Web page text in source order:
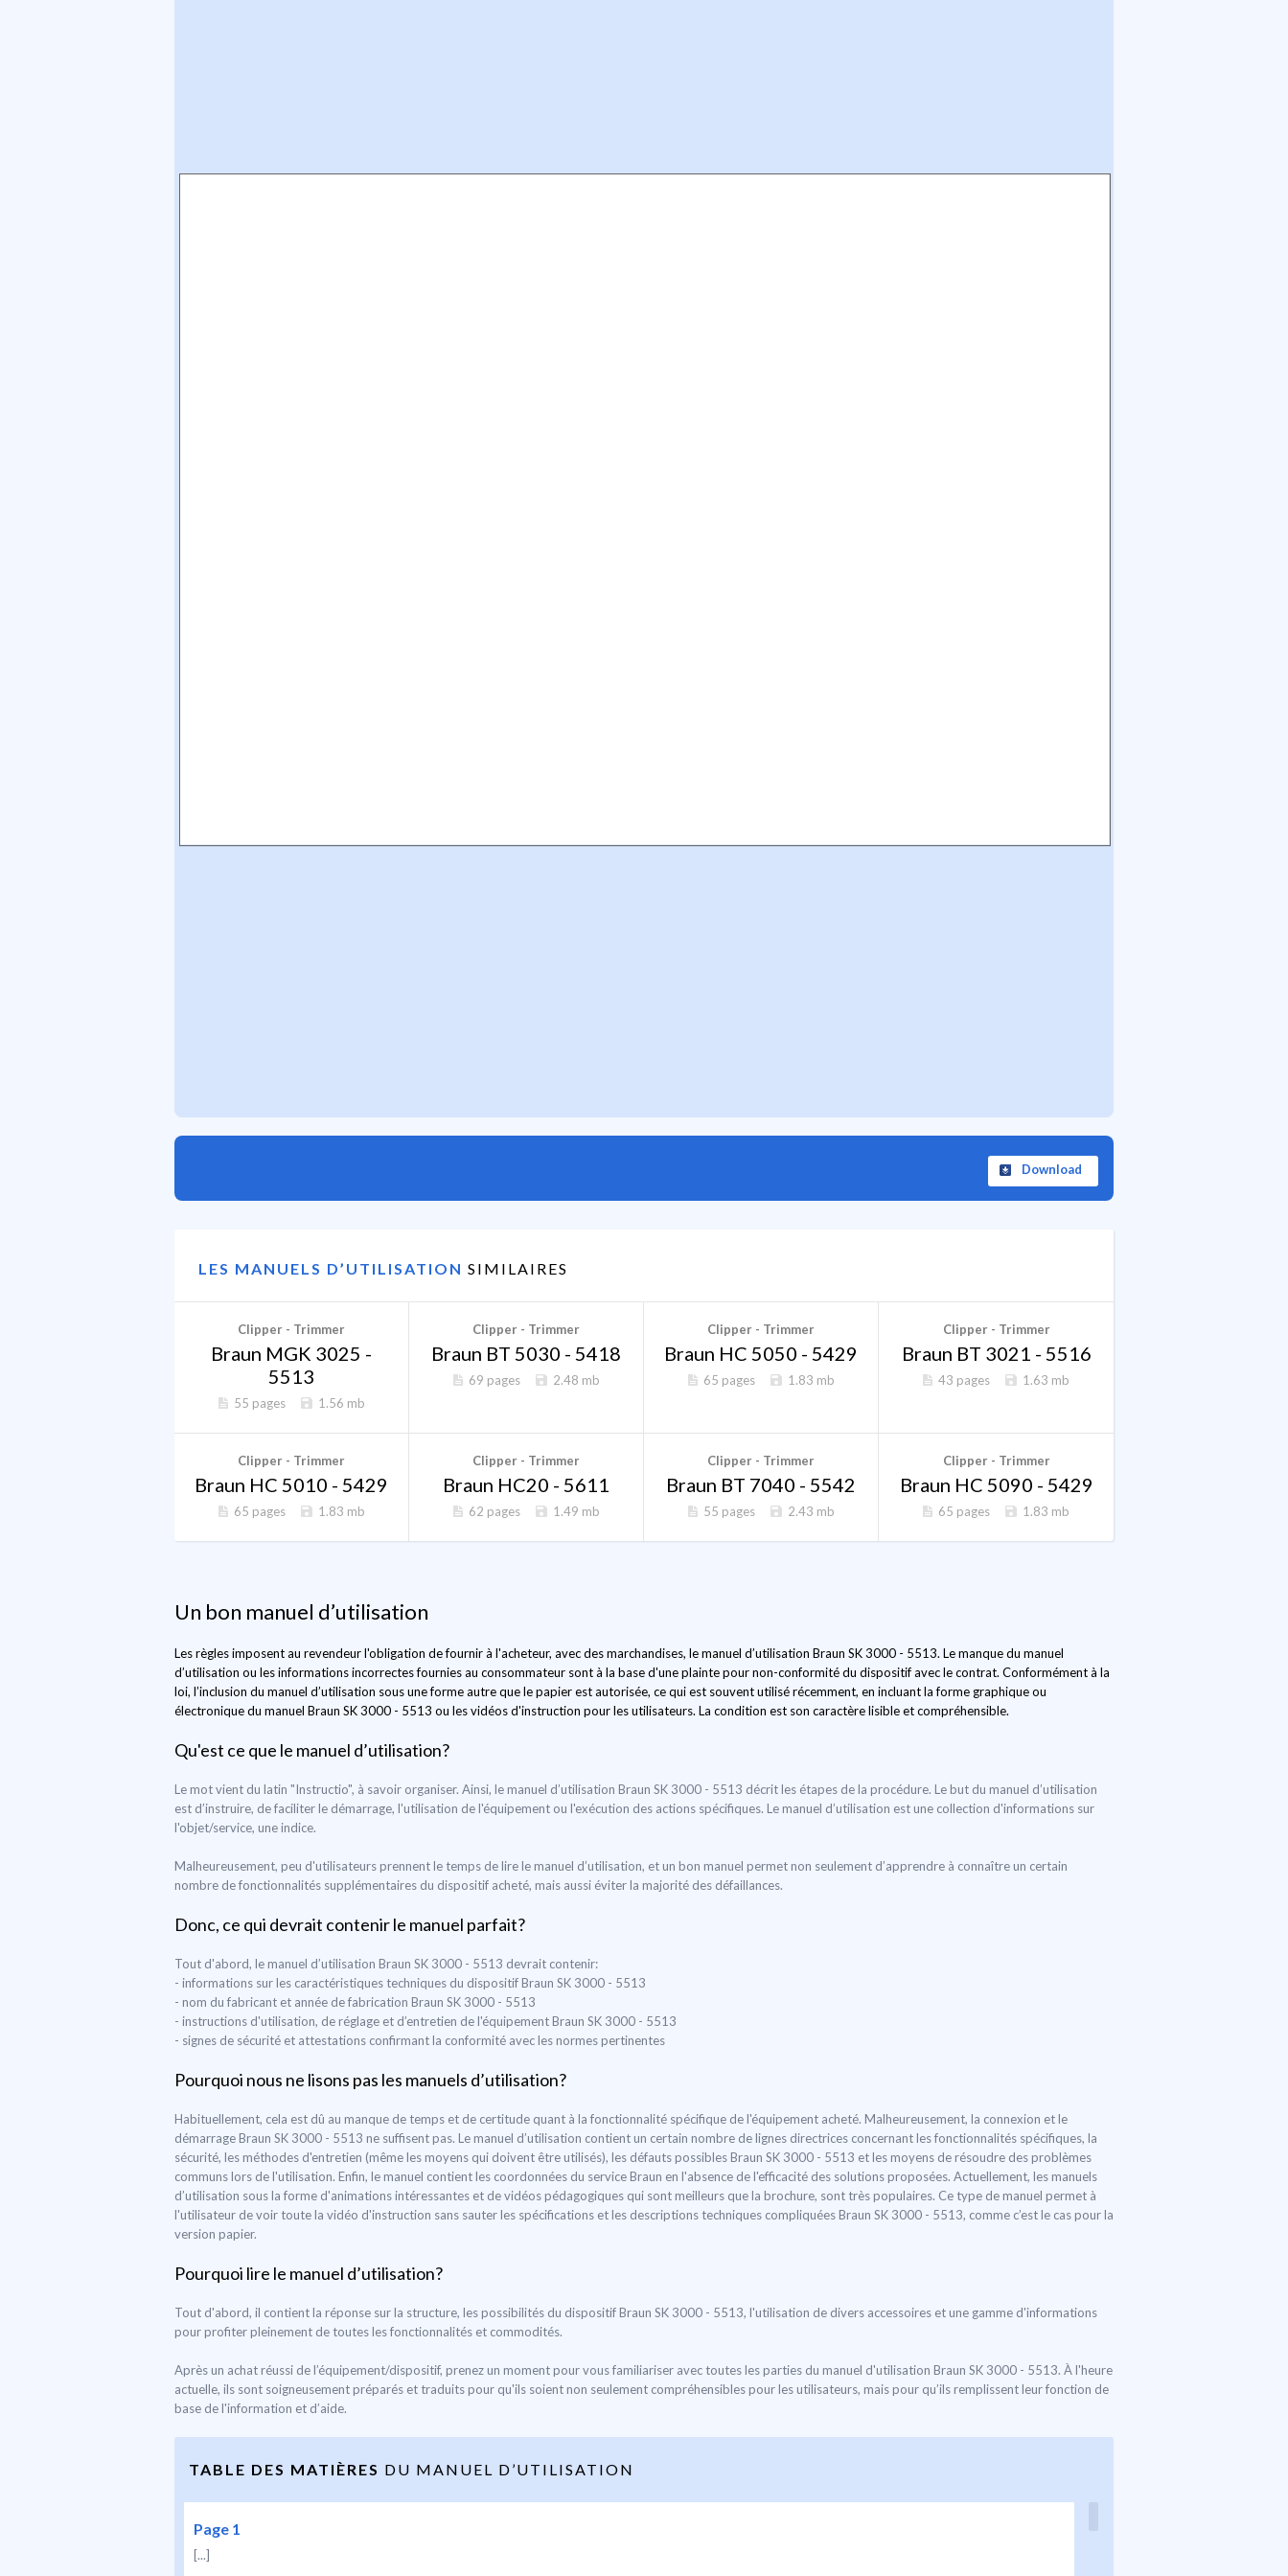
Download
LES MANUELS D’UTILISATION SIMILAIRES
Clipper - Trimmer
Braun MGK 3025 -
5513
55 pages 1.56 mb
Clipper - Trimmer
Braun BT 5030 - 5418
69 pages 2.48 mb
Clipper - Trimmer
Braun HC 5050 - 5429
65 pages 1.83 mb
Clipper - Trimmer
Braun BT 3021 - 5516
43 pages 1.63 mb
Clipper - Trimmer
Braun HC 5010 - 5429
65 pages 1.83 mb
Clipper - Trimmer
Braun HC20 - 5611
62 pages 1.49 mb
Clipper - Trimmer
Braun BT 7040 - 5542
55 pages 2.43 mb
Clipper - Trimmer
Braun HC 5090 - 5429
65 pages 1.83 mb
Un bon manuel d’utilisation
Les règles imposent au revendeur l'obligation de fournir à l'acheteur, avec des marchandises, le manuel d’utilisation Braun SK 3000 - 5513. Le manque du manuel
d’utilisation ou les informations incorrectes fournies au consommateur sont à la base d'une plainte pour non-conformité du dispositif avec le contrat. Conformément à la
loi, l’inclusion du manuel d’utilisation sous une forme autre que le papier est autorisée, ce qui est souvent utilisé récemment, en incluant la forme graphique ou
électronique du manuel Braun SK 3000 - 5513 ou les vidéos d'instruction pour les utilisateurs. La condition est son caractère lisible et compréhensible.
Qu'est ce que le manuel d’utilisation?
Le mot vient du latin "Instructio", à savoir organiser. Ainsi, le manuel d’utilisation Braun SK 3000 - 5513 décrit les étapes de la procédure. Le but du manuel d’utilisation
est d’instruire, de faciliter le démarrage, l'utilisation de l'équipement ou l'exécution des actions spécifiques. Le manuel d’utilisation est une collection d'informations sur
l'objet/service, une indice.
Malheureusement, peu d'utilisateurs prennent le temps de lire le manuel d’utilisation, et un bon manuel permet non seulement d’apprendre à connaître un certain
nombre de fonctionnalités supplémentaires du dispositif acheté, mais aussi éviter la majorité des défaillances.
Donc, ce qui devrait contenir le manuel parfait?
Tout d'abord, le manuel d’utilisation Braun SK 3000 - 5513 devrait contenir:
- informations sur les caractéristiques techniques du dispositif Braun SK 3000 - 5513
- nom du fabricant et année de fabrication Braun SK 3000 - 5513
- instructions d'utilisation, de réglage et d’entretien de l'équipement Braun SK 3000 - 5513
- signes de sécurité et attestations confirmant la conformité avec les normes pertinentes
Pourquoi nous ne lisons pas les manuels d’utilisation?
Habituellement, cela est dû au manque de temps et de certitude quant à la fonctionnalité spécifique de l'équipement acheté. Malheureusement, la connexion et le
démarrage Braun SK 3000 - 5513 ne suffisent pas. Le manuel d’utilisation contient un certain nombre de lignes directrices concernant les fonctionnalités spécifiques, la
sécurité, les méthodes d'entretien (même les moyens qui doivent être utilisés), les défauts possibles Braun SK 3000 - 5513 et les moyens de résoudre des problèmes
communs lors de l'utilisation. Enfin, le manuel contient les coordonnées du service Braun en l'absence de l'efficacité des solutions proposées. Actuellement, les manuels
d’utilisation sous la forme d'animations intéressantes et de vidéos pédagogiques qui sont meilleurs que la brochure, sont très populaires. Ce type de manuel permet à
l'utilisateur de voir toute la vidéo d'instruction sans sauter les spécifications et les descriptions techniques compliquées Braun SK 3000 - 5513, comme c’est le cas pour la
version papier.
Pourquoi lire le manuel d’utilisation?
Tout d'abord, il contient la réponse sur la structure, les possibilités du dispositif Braun SK 3000 - 5513, l'utilisation de divers accessoires et une gamme d'informations
pour profiter pleinement de toutes les fonctionnalités et commodités.
Après un achat réussi de l’équipement/dispositif, prenez un moment pour vous familiariser avec toutes les parties du manuel d'utilisation Braun SK 3000 - 5513. À l'heure
actuelle, ils sont soigneusement préparés et traduits pour qu'ils soient non seulement compréhensibles pour les utilisateurs, mais pour qu’ils remplissent leur fonction de
base de l'information et d’aide.
TABLE DES MATIÈRES DU MANUEL D’UTILISATION
Page 1
[...]